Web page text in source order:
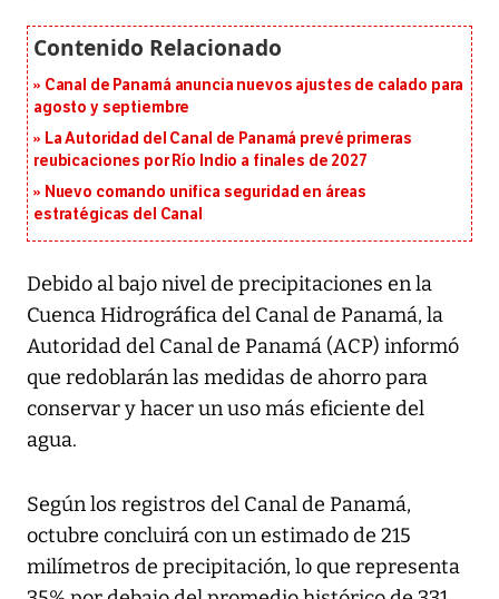
Canal de Panamá anuncia nuevos ajustes de calado para
agosto y septiembre
La Autoridad del Canal de Panamá prevé primeras
reubicaciones por Río Indio a finales de 2027
Nuevo comando unifica seguridad en áreas
estratégicas del Canal
Debido al bajo nivel de precipitaciones en la
Cuenca Hidrográfica del Canal de Panamá, la
Autoridad del Canal de Panamá (ACP) informó
que redoblarán las medidas de ahorro para
conservar y hacer un uso más eficiente del
agua.
Según los registros del Canal de Panamá,
octubre concluirá con un estimado de 215
milímetros de precipitación, lo que representa